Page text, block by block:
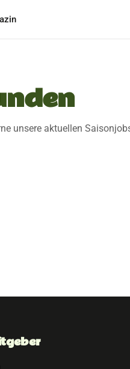
unsere aktuellen